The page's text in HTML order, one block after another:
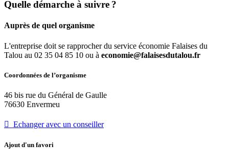
Quelle démarche à suivre ?
Auprès de quel organisme
L'entreprise doit se rapprocher du service économie Falaises du
Talou au 02 35 04 85 10 ou à economie@falaisesdutalou.fr
Coordonnées de l’organisme
46 bis rue du Général de Gaulle
76630 Envermeu
 Echanger avec un conseiller
Ajout d'un favori